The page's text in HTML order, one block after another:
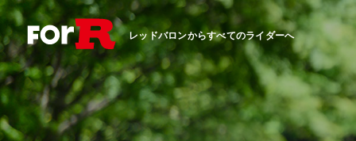
レッドバロンからすべてのライダーへ